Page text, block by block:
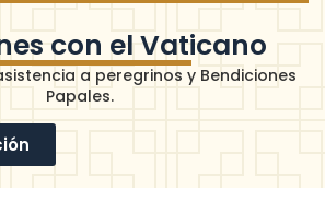
con el Vaticano
a peregrinos y Bendiciones
Papales.